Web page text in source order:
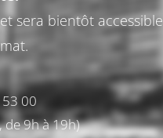
sera bientôt accessible
00
9h à 19h)